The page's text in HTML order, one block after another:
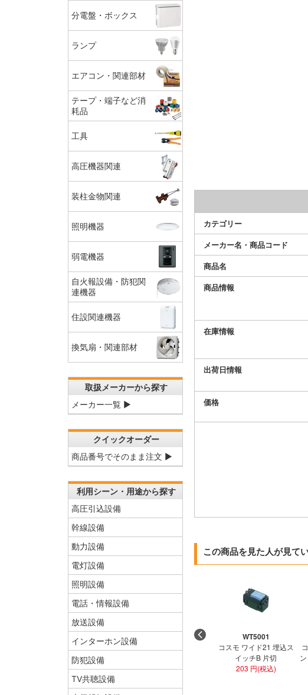
カテゴリー
メーカー名・商品コード
商品名
商品情報
在庫情報
出荷日情報
価格
この商品を見た人が見て
WT5001
コスモ ワイド21 埋込ス
イッチB 片切
203 円(税込)
分電盤・ボックス
ランプ
エアコン・関連部材
テープ・端子など消
耗品
工具
高圧機器関連
装柱金物関連
照明機器
弱電機器
自火報設備・防犯関
連機器
住設関連機器
換気扇・関連部材
取扱メーカーから探す
メーカー一覧 ▶
クイックオーダー
商品番号でそのまま注文 ▶
利用シーン・用途から探す
高圧引込設備
幹線設備
動力設備
電灯設備
照明設備
電話・情報設備
放送設備
インターホン設備
防犯設備
TV共聴設備